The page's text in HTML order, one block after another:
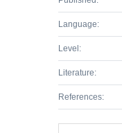
Language:
Level:
Literature:
References: